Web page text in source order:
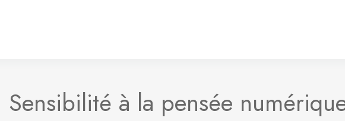
Sensibilité à la pensée